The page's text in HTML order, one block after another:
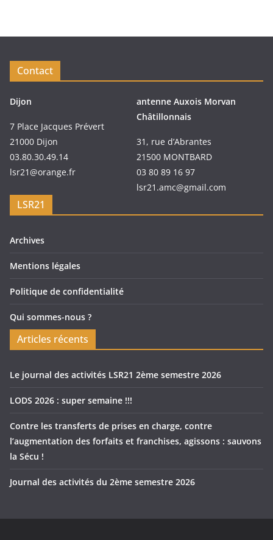
Contact
Dijon
7 Place Jacques Prévert
21000 Dijon
03.80.30.49.14
lsr21@orange.fr
antenne Auxois Morvan
Châtillonnais
31, rue d’Abrantes
21500 MONTBARD
03 80 89 16 97
lsr21.amc@gmail.com
LSR21
Archives
Mentions légales
Politique de confidentialité
Qui sommes-nous ?
Articles récents
Le journal des activités LSR21 2ème semestre 2026
LODS 2026 : super semaine !!!
Contre les transferts de prises en charge, contre
l’augmentation des forfaits et franchises, agissons : sauvons
la Sécu !
Journal des activités du 2ème semestre 2026